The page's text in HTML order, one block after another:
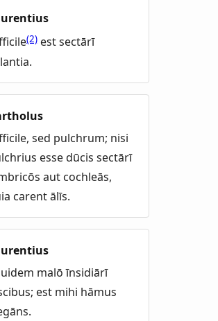
(2)est sectārī
sed pulchrum; nisi
esse dūcis sectārī
aut cochleās,
carent ālīs.
malō īnsidiārī
est mihi hāmus